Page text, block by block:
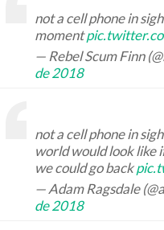
not a cell phone in
moment
— Rebel Scum Finn
de 2018
not a cell phone in
world would look like
we could go back
— Adam Ragsdale
de 2018